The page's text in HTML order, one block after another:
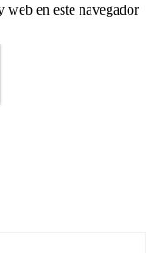
en este navegador